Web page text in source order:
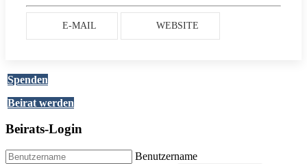
E-MAIL WEBSITE
Spenden
Beirat werden
Beirats-Login
Benutzername